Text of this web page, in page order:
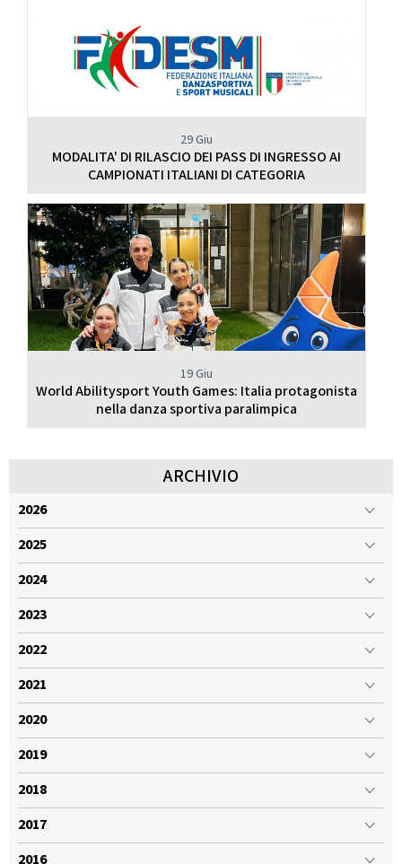
29 Giu
MODALITA' DI RILASCIO DEI PASS DI INGRESSO AI
CAMPIONATI ITALIANI DI CATEGORIA
19 Giu
World Abilitysport Youth Games: Italia protagonista
nella danza sportiva paralimpica
ARCHIVIO
2026
2025
2024
2023
2022
2021
2020
2019
2018
2017
2016